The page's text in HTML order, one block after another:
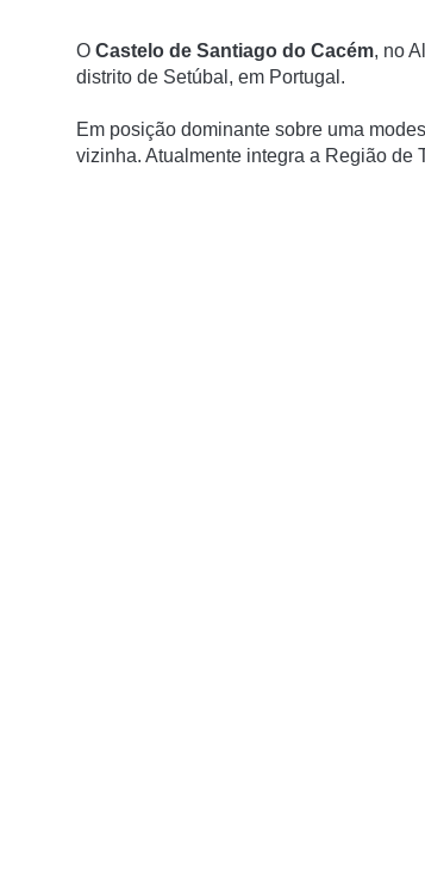
O Castelo de Santiago do Cacém, no
distrito de Setúbal, em Portugal.
Em posição dominante sobre uma
vizinha. Atualmente integra a Região de